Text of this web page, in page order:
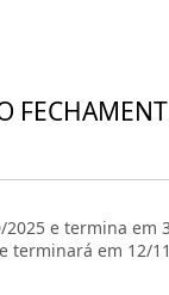
e termina em
terminará em 12/